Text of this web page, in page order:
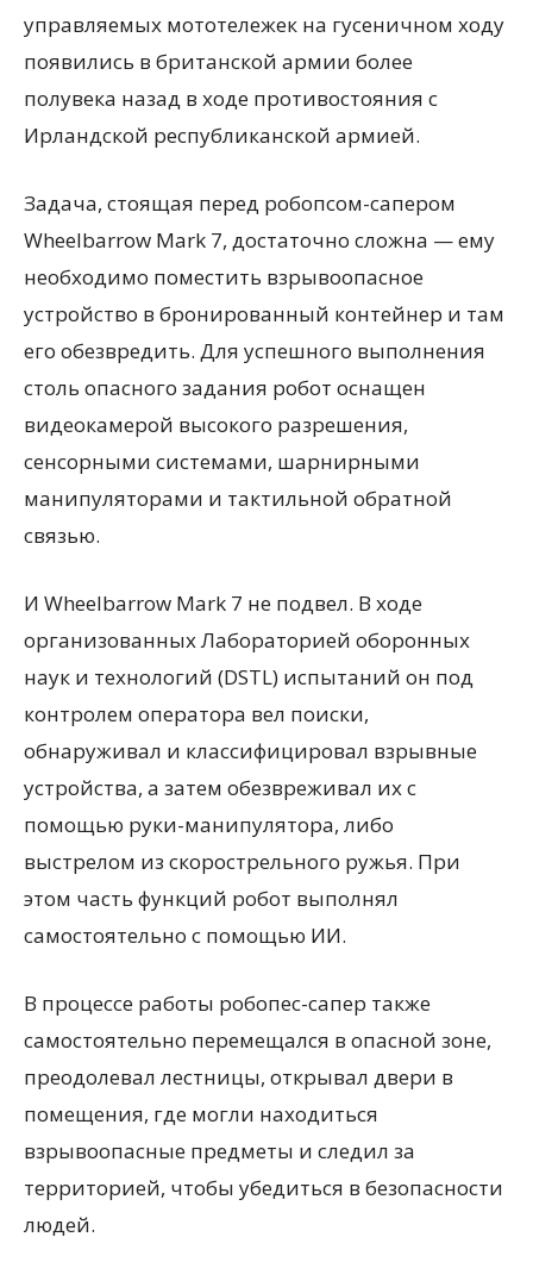
управляемых мототележек на гусеничном ходу
появились в британской армии более
полувека назад в ходе противостояния с
Ирландской республиканской армией.
Задача, стоящая перед робопсом-сапером
Wheelbarrow Mark 7, достаточно сложна — ему
необходимо поместить взрывоопасное
устройство в бронированный контейнер и там
его обезвредить. Для успешного выполнения
столь опасного задания робот оснащен
видеокамерой высокого разрешения,
сенсорными системами, шарнирными
манипуляторами и тактильной обратной
связью.
И Wheelbarrow Mark 7 не подвел. В ходе
организованных Лабораторией оборонных
наук и технологий (DSTL) испытаний он под
контролем оператора вел поиски,
обнаруживал и классифицировал взрывные
устройства, а затем обезвреживал их с
помощью руки-манипулятора, либо
выстрелом из скорострельного ружья. При
этом часть функций робот выполнял
самостоятельно с помощью ИИ.
В процессе работы робопес-сапер также
самостоятельно перемещался в опасной зоне,
преодолевал лестницы, открывал двери в
помещения, где могли находиться
взрывоопасные предметы и следил за
территорией, чтобы убедиться в безопасности
людей.